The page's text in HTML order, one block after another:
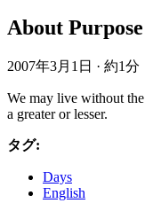
About
2007年3月1日 · 約1分
We may live without
a greater or lesser.
タグ:
Days
English